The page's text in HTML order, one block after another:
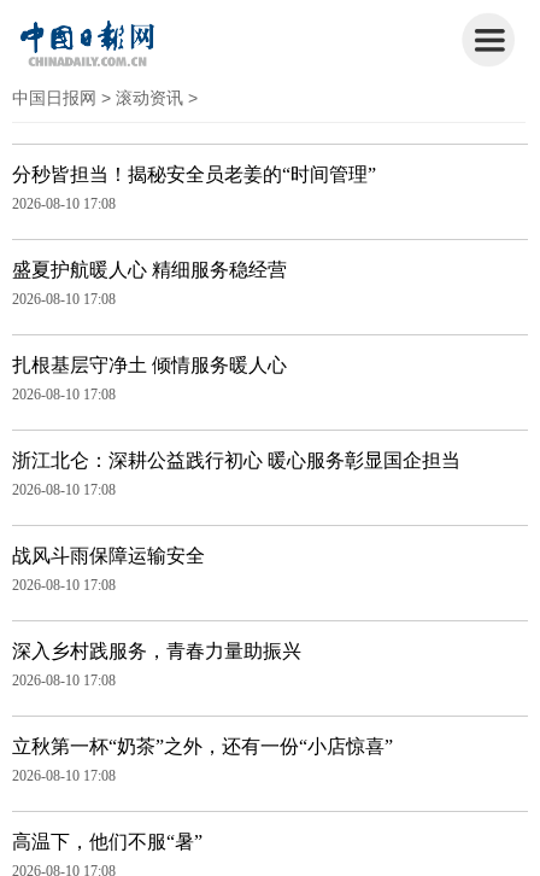
中国日报网 > 滚动资讯 >
分秒皆担当！揭秘安全员老姜的“时间管理”
2026-08-10 17:08
盛夏护航暖人心 精细服务稳经营
2026-08-10 17:08
扎根基层守净土 倾情服务暖人心
2026-08-10 17:08
浙江北仑：深耕公益践行初心 暖心服务彰显国企担当
2026-08-10 17:08
战风斗雨保障运输安全
2026-08-10 17:08
深入乡村践服务，青春力量助振兴
2026-08-10 17:08
立秋第一杯“奶茶”之外，还有一份“小店惊喜”
2026-08-10 17:08
高温下，他们不服“暑”
2026-08-10 17:08